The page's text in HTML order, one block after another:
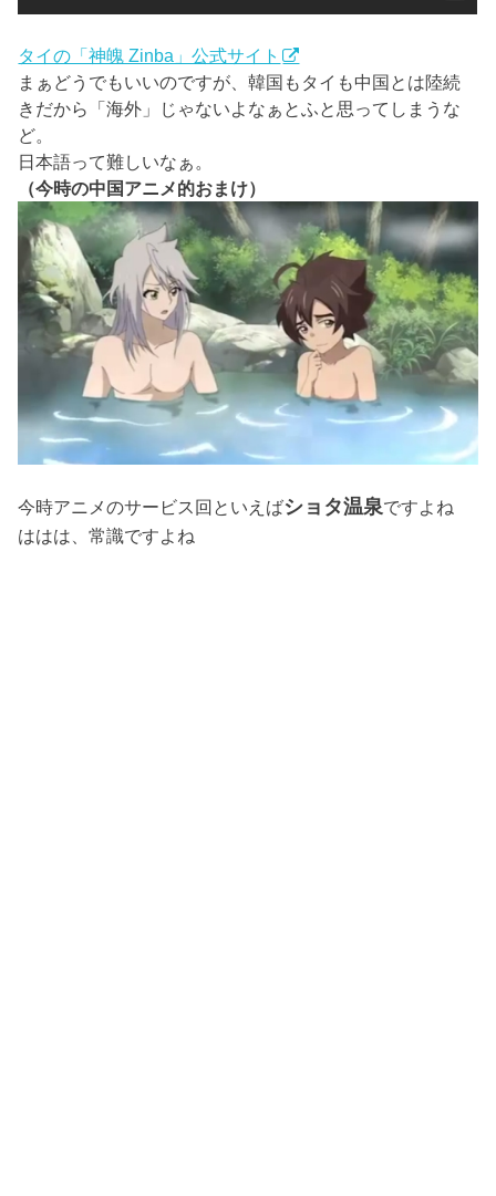
タイの「神魄 Zinba」公式サイト
まぁどうでもいいのですが、韓国もタイも中国とは陸続
きだから「海外」じゃないよなぁとふと思ってしまうな
ど。
日本語って難しいなぁ。
（今時の中国アニメ的おまけ）
今時アニメのサービス回といえばショタ温泉ですよね
ははは、常識ですよね